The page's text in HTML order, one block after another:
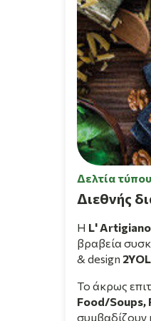
Δελτία τύπου
Διεθνής
Η L' Artigiano
βραβεία
& design
Το άκρως
Food/Soups,
συμβαδίζουν